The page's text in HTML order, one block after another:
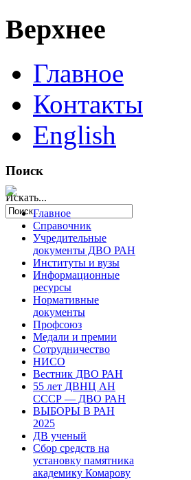
Верхнее
Главное
Контакты
English
Поиск
Искать...
Главное
Справочник
Учредительные
документы ДВО РАН
Институты и вузы
Информационные
ресурсы
Нормативные
документы
Профсоюз
Медали и премии
Сотрудничество
НИСО
Вестник ДВО РАН
55 лет ДВНЦ АН
СССР — ДВО РАН
ВЫБОРЫ В РАН
2025
ДВ ученый
Сбор средств на
установку памятника
академику Комарову